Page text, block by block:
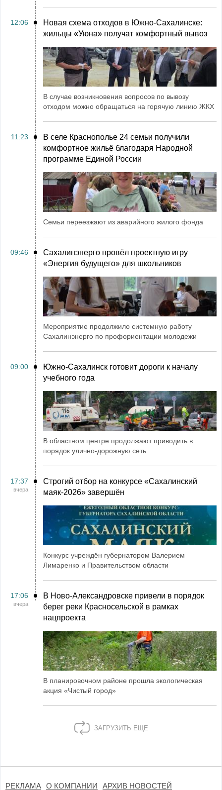
12:06
Новая схема отходов в Южно-Сахалинске:
жильцы «Уюна» получат комфортный вывоз
В случае возникновения вопросов по вывозу
отходом можно обращаться на горячую линию ЖКХ
11:23
В селе Краснополье 24 семьи получили
комфортное жильё благодаря Народной
программе Единой России
Семьи переезжают из аварийного жилого фонда
09:46
Сахалинэнерго провёл проектную игру
«Энергия будущего» для школьников
Мероприятие продолжило системную работу
Сахалинэнерго по профориентации молодежи
09:00
Южно-Сахалинск готовит дороги к началу
учебного года
В областном центре продолжают приводить в
порядок улично-дорожную сеть
17:37
вчера
Строгий отбор на конкурсе «Сахалинский
маяк‑2026» завершён
Конкурс учреждён губернатором Валерием
Лимаренко и Правительством области
17:06
вчера
В Ново-Александровске привели в порядок
берег реки Красносельской в рамках
нацпроекта
В планировочном районе прошла экологическая
акция «Чистый город»
ЗАГРУЗИТЬ ЕЩЕ
РЕКЛАМА О КОМПАНИИ АРХИВ НОВОСТЕЙ